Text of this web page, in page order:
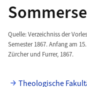
Quelle: Verzeichniss der
Semester 1867. Anfang am
Zürcher und Furrer, 1867.
Theologische